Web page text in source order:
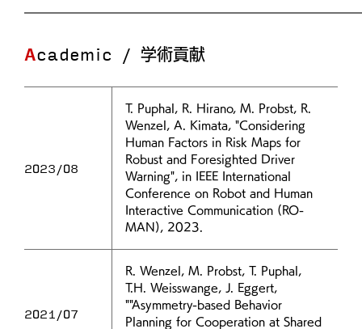
Academic / 学術貢献
2023/08
T. Puphal, R. Hirano, M. Probst, R.
Wenzel, A. Kimata, "Considering
Human Factors in Risk Maps for
Robust and Foresighted Driver
Warning", in IEEE International
Conference on Robot and Human
Interactive Communication (RO-
MAN), 2023.
2021/07
R. Wenzel, M. Probst, T. Puphal,
T.H. Weisswange, J. Eggert,
""Asymmetry-based Behavior
Planning for Cooperation at Shared